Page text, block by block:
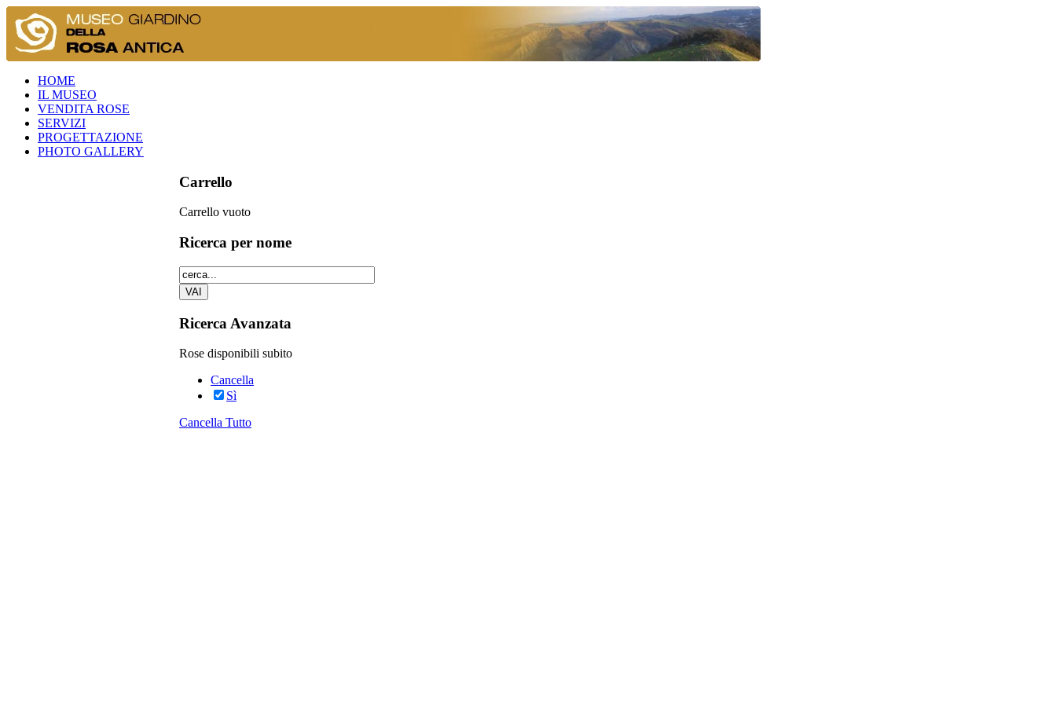
HOME
IL MUSEO
VENDITA ROSE
SERVIZI
PROGETTAZIONE
PHOTO GALLERY
Carrello
Carrello vuoto
Ricerca per nome
Ricerca Avanzata
Rose disponibili subito
Cancella
Sì
Cancella Tutto